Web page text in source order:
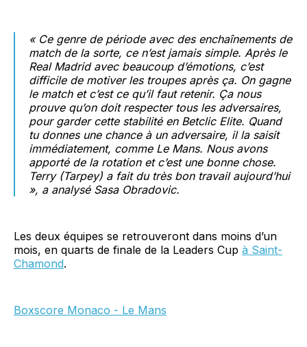
« Ce genre de période avec des enchaînements de
match de la sorte, ce n’est jamais simple. Après le
Real Madrid avec beaucoup d’émotions, c’est
difficile de motiver les troupes après ça. On gagne
le match et c’est ce qu’il faut retenir. Ça nous
prouve qu’on doit respecter tous les adversaires,
pour garder cette stabilité en Betclic Elite. Quand
tu donnes une chance à un adversaire, il la saisit
immédiatement, comme Le Mans. Nous avons
apporté de la rotation et c’est une bonne chose.
Terry (Tarpey) a fait du très bon travail aujourd’hui
», a analysé Sasa Obradovic.
Les deux équipes se retrouveront dans moins d’un
mois, en quarts de finale de la Leaders Cup à Saint-
Chamond.
Boxscore Monaco - Le Mans